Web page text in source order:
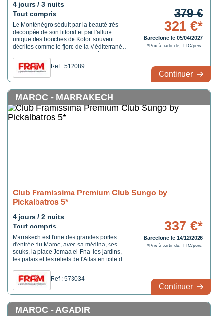
4 jours / 3 nuits
Tout compris
Le Monténégro séduit par la beauté très
découpée de son littoral et par l'allure
unique des bouches de Kotor, souvent
décrites comme le fjord de la Méditerranée.
Le Framissima Kumbor se situe à Kumbor,
sur la riviera d'Herceg Novi, face à l'entrée
de la baie. Kotor est à environ 8 km soit 15
minutes de route, la forteresse de Kanli ...
Ref : 512089
379 €
321 €*
Barcelone le 05/04/2027
*Prix à partir de, TTC/pers.
Continuer
MAROC - MARRAKECH
Club Framissima Premium Club Sungo by
Pickalbatros 5*
4 jours / 2 nuits
Tout compris
Marrakech est l'une des grandes portes
d'entrée du Maroc, avec sa médina, ses
souks, la place Jemaa el-Fna, les jardins,
les palais et les reliefs de l'Atlas en toile de
fond. Le Framissima Premium Club Sungo
by Pickalbatros se situe dans la Palmeraie,
au nord de Marrakech, un secteur plus
résidentiel et hôtelier que le centre ...
Ref : 573034
337 €*
Barcelone le 14/12/2026
*Prix à partir de, TTC/pers.
Continuer
MAROC - AGADIR